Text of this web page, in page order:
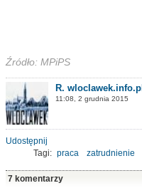
Źródło: MPiPS
R. wloclawek.info.pl
11:08, 2 grudnia 2015
Udostępnij
Tagi: praca zatrudnienie
7 komentarzy